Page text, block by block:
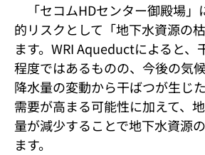
「セコムHDセンター御殿場
的リスクとして「地下水資源の
ます。WRI Aqueductによると、
程度ではあるものの、今後の気
降水量の変動から干ばつが生じ
需要が高まる可能性に加えて、
量が減少することで地下水資源
ます。